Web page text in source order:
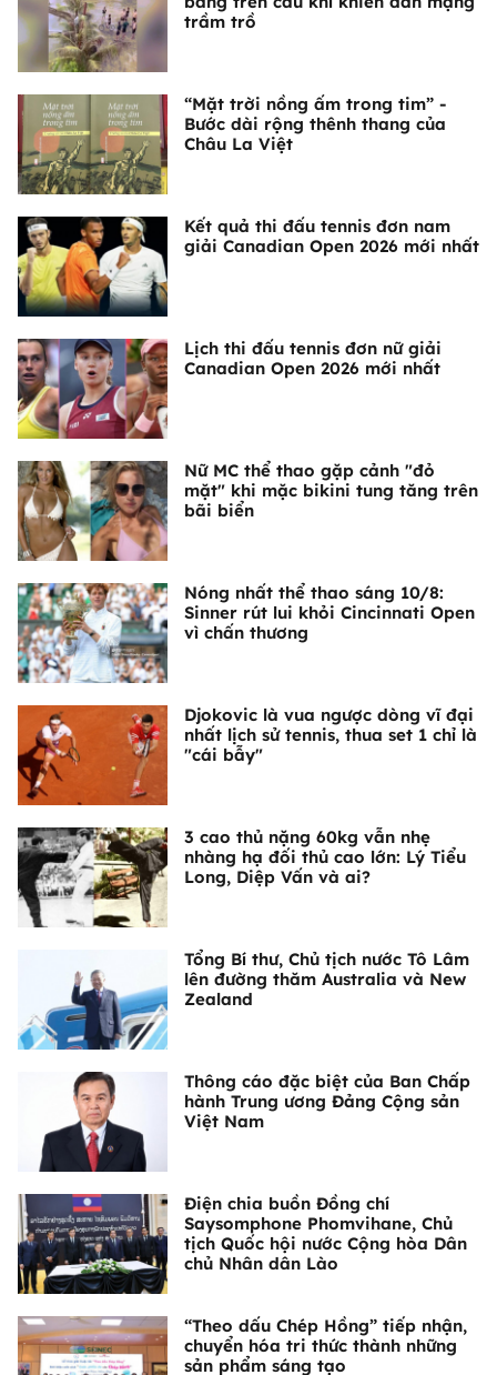
trầm trồ
“Mặt trời nồng ấm trong tim” -
Bước dài rộng thênh thang của
Châu La Việt
Kết quả thi đấu tennis đơn nam
giải Canadian Open 2026 mới nhất
Lịch thi đấu tennis đơn nữ giải
Canadian Open 2026 mới nhất
Nữ MC thể thao gặp cảnh "đỏ
mặt" khi mặc bikini tung tăng trên
bãi biển
Nóng nhất thể thao sáng 10/8:
Sinner rút lui khỏi Cincinnati Open
vì chấn thương
Djokovic là vua ngược dòng vĩ đại
nhất lịch sử tennis, thua set 1 chỉ là
"cái bẫy"
3 cao thủ nặng 60kg vẫn nhẹ
nhàng hạ đối thủ cao lớn: Lý Tiểu
Long, Diệp Vấn và ai?
Tổng Bí thư, Chủ tịch nước Tô Lâm
lên đường thăm Australia và New
Zealand
Thông cáo đặc biệt của Ban Chấp
hành Trung ương Đảng Cộng sản
Việt Nam
Điện chia buồn Đồng chí
Saysomphone Phomvihane, Chủ
tịch Quốc hội nước Cộng hòa Dân
chủ Nhân dân Lào
“Theo dấu Chép Hồng” tiếp nhận,
chuyển hóa tri thức thành những
sản phẩm sáng tạo